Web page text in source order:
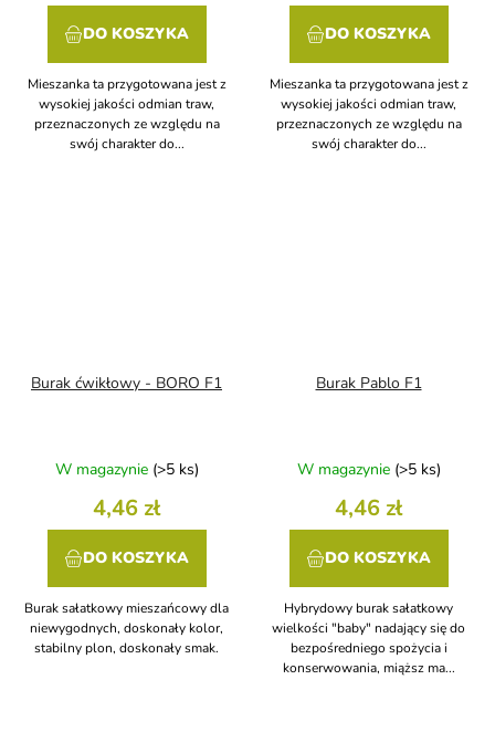
DO KOSZYKA
Mieszanka ta przygotowana jest z
wysokiej jakości odmian traw,
przeznaczonych ze względu na
swój charakter do...
DO KOSZYKA
Mieszanka ta przygotowana jest z
wysokiej jakości odmian traw,
przeznaczonych ze względu na
swój charakter do...
Burak ćwikłowy - BORO F1
W magazynie (>5 ks)
4,46 zł
DO KOSZYKA
Burak sałatkowy mieszańcowy dla
niewygodnych, doskonały kolor,
stabilny plon, doskonały smak.
Burak Pablo F1
W magazynie (>5 ks)
4,46 zł
DO KOSZYKA
Hybrydowy burak sałatkowy
wielkości "baby" nadający się do
bezpośredniego spożycia i
konserwowania, miąższ ma...